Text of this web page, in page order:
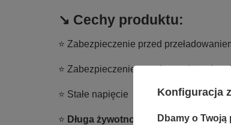
↘️ Cechy produktu:
⭐ Zabezpieczenie przed
⭐ Zabezpieczenie przed przeciążeniem
⭐ Stałe napięcie
⭐ Długa żywotność i wydajność
Konfiguracja
Dbamy o